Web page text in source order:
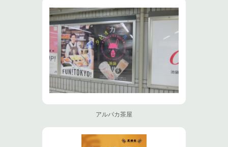
アルパカ茶屋